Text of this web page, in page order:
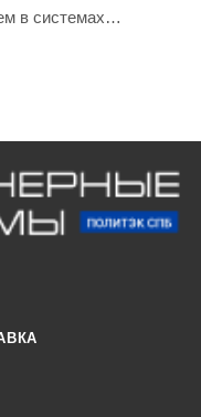
в системах
уплотнение с
устанавливаемое в
пластмассовым